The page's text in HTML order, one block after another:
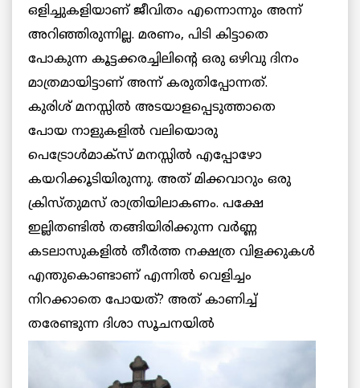
ഒളിച്ചുകളിയാണ് ജീവിതം എന്നൊന്നും അന്ന്
അറിഞ്ഞിരുന്നില്ല. മരണം, പിടി കിട്ടാതെ
പോകുന്ന കൂട്ടക്കരച്ചിലിന്റെ ഒരു ഒഴിവു ദിനം
മാത്രമായിട്ടാണ് അന്ന് കരുതിപ്പോന്നത്.
കുരിശ് മനസ്സില്‍ അടയാളപ്പെടുത്താതെ
പോയ നാളുകളില്‍ വലിയൊരു
പെട്രോള്‍മാക്സ് മനസ്സില്‍ എപ്പോഴോ
കയറിക്കൂടിയിരുന്നു. അത് മിക്കവാറും ഒരു
ക്രിസ്തുമസ് രാത്രിയിലാകണം. പക്ഷേ
ഇല്ലിതണ്ടില്‍ തങ്ങിയിരിക്കുന്ന വര്‍ണ്ണ
കടലാസുകളില്‍ തീര്‍ത്ത നക്ഷത്ര വിളക്കുകള്‍
എന്തുകൊണ്ടാണ് എന്നില്‍ വെളിച്ചം
നിറക്കാതെ പോയത്? അത് കാണിച്ച്
തരേണ്ടുന്ന ദിശാ സൂചനയില്‍